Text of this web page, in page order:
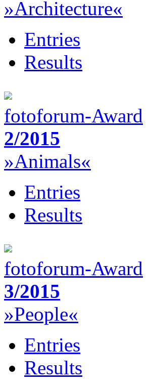
»Architecture«
Entries
Results
fotoforum-Award
2/2015
»Animals«
Entries
Results
fotoforum-Award
3/2015
»People«
Entries
Results